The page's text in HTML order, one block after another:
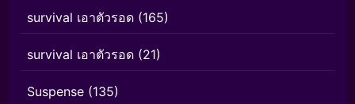
survival เอาตัวรอด (165)
survival เอาตัวรอด (21)
Suspense (135)